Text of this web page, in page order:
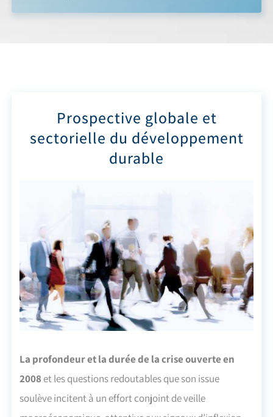
Prospective globale et
sectorielle du développement
durable
La profondeur et la durée de la crise ouverte en
2008 et les questions redoutables que son issue
soulève incitent à un effort conjoint de veille